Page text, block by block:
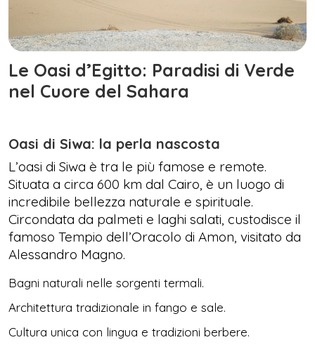
Le Oasi d’Egitto: Paradisi di Verde
nel Cuore del Sahara
Oasi di Siwa: la perla nascosta
L’oasi di Siwa è tra le più famose e remote.
Situata a circa 600 km dal Cairo, è un luogo di
incredibile bellezza naturale e spirituale.
Circondata da palmeti e laghi salati, custodisce il
famoso Tempio dell’Oracolo di Amon, visitato da
Alessandro Magno.
Bagni naturali nelle sorgenti termali.
Architettura tradizionale in fango e sale.
Cultura unica con lingua e tradizioni berbere.